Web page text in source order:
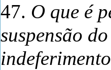
47. O que é
suspensão